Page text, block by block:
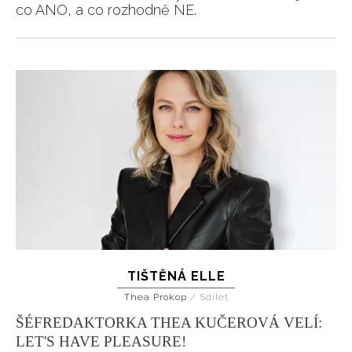
co ANO, a co rozhodně NE.
TIŠTĚNÁ ELLE
Thea Prokop / Sdílet
ŠÉFREDAKTORKA THEA KUČEROVÁ VELÍ:
LET'S HAVE PLEASURE!